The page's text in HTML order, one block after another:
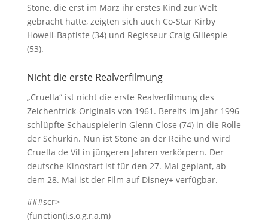
Stone, die erst im März ihr erstes Kind zur Welt
gebracht hatte, zeigten sich auch Co-Star Kirby
Howell-Baptiste (34) und Regisseur Craig Gillespie
(53).
Nicht die erste Realverfilmung
„Cruella“ ist nicht die erste Realverfilmung des
Zeichentrick-Originals von 1961. Bereits im Jahr 1996
schlüpfte Schauspielerin Glenn Close (74) in die Rolle
der Schurkin. Nun ist Stone an der Reihe und wird
Cruella de Vil in jüngeren Jahren verkörpern. Der
deutsche Kinostart ist für den 27. Mai geplant, ab
dem 28. Mai ist der Film auf Disney+ verfügbar.
###scr>
(function(i,s,o,g,r,a,m)